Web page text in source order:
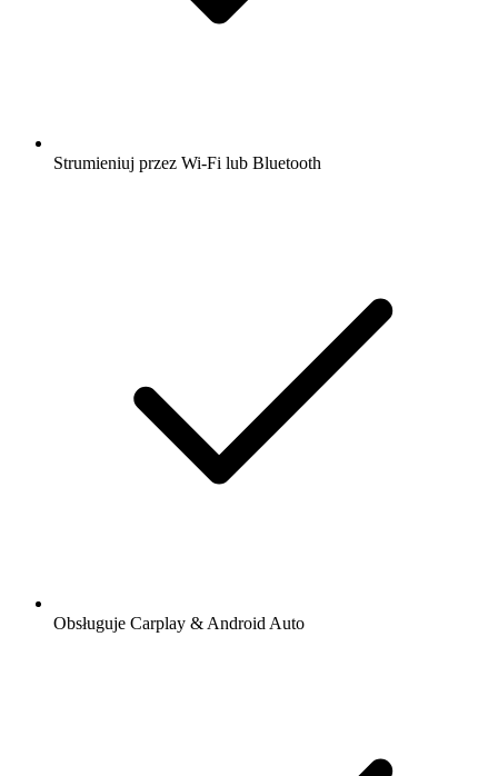
Strumieniuj przez Wi-Fi lub Bluetooth
Obsługuje Carplay & Android Auto